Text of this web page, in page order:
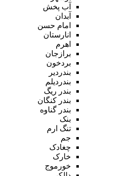
آب پخش
آبدان
امام حسن
انارستان
اهرم
برازجان
بردخون
بندردیر
بندردیلم
بندر ریگ
بندر کنگان
بندر گناوه
بنک
تنگ ارم
جم
چغادک
خارک
خورموج